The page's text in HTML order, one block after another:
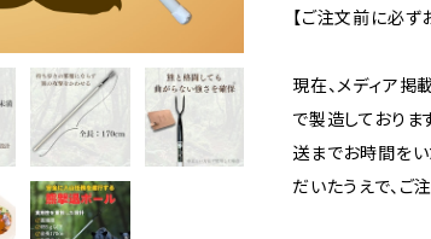
【ご注文前に必ず
現在、メディア掲
で製造しておりま
送までお時間を
だいたうえで、ご